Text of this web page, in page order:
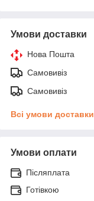
Умови доставки
Нова Пошта
Самовивіз
Самовивіз
Всі умови доставки
Умови оплати
Післяплата
Готівкою